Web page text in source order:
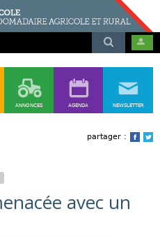
ANNONCES AGENDA NEWSLETTER
partager :
avec un